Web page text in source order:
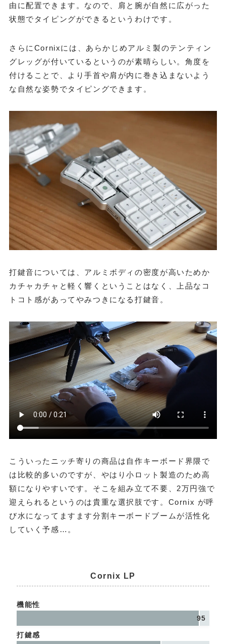
由に配置できます。なので、肩と腕が自然に広がった
状態でタイピングができるというわけです。
さらにCornixには、あらかじめアルミ製のテンティン
グレッグが付いているというのが素晴らしい。角度を
付けることで、より手首や肩が内に巻き込まないよう
な自然な姿勢でタイピングできます。
打鍵音については、アルミボディの密度が高いためか
カチャカチャと軽く響くということはなく、上品なコ
トコト感があってやみつきになる打鍵音。
こういったニッチ寄りの商品は自作キーボード界隈で
は比較的多いのですが、やはり小ロット製造のため高
額になりやすいです。そこを組み立て不要、2万円強で
迎えられるというのは貴重な選択肢です。Cornix が呼
び水になってますます分割キーボードブームが活性化
していく予感…。
Cornix LP
機能性
95
打鍵感